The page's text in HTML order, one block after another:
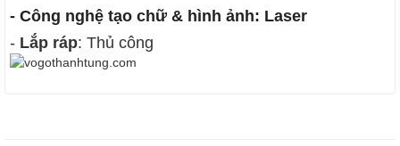
- Công nghệ tạo chữ & hình ảnh: Laser
- Lắp ráp: Thủ công